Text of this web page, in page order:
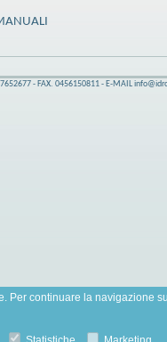
continuare la navigazione
- FAX. 0456150811 - E-MAIL